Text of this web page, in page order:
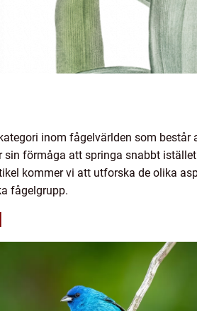
inom fågelvärlden som
förmåga att springa snabbt
kommer vi att utforska de olika
fågelgrupp.